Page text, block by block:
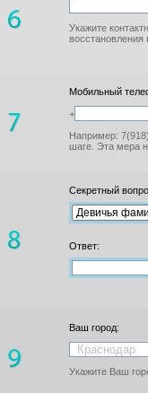
Укажите
восстановления
Мобильный
+
Например:
шаге. Эта мера
Секретный
Ответ:
Ваш город:
Укажите Ваш